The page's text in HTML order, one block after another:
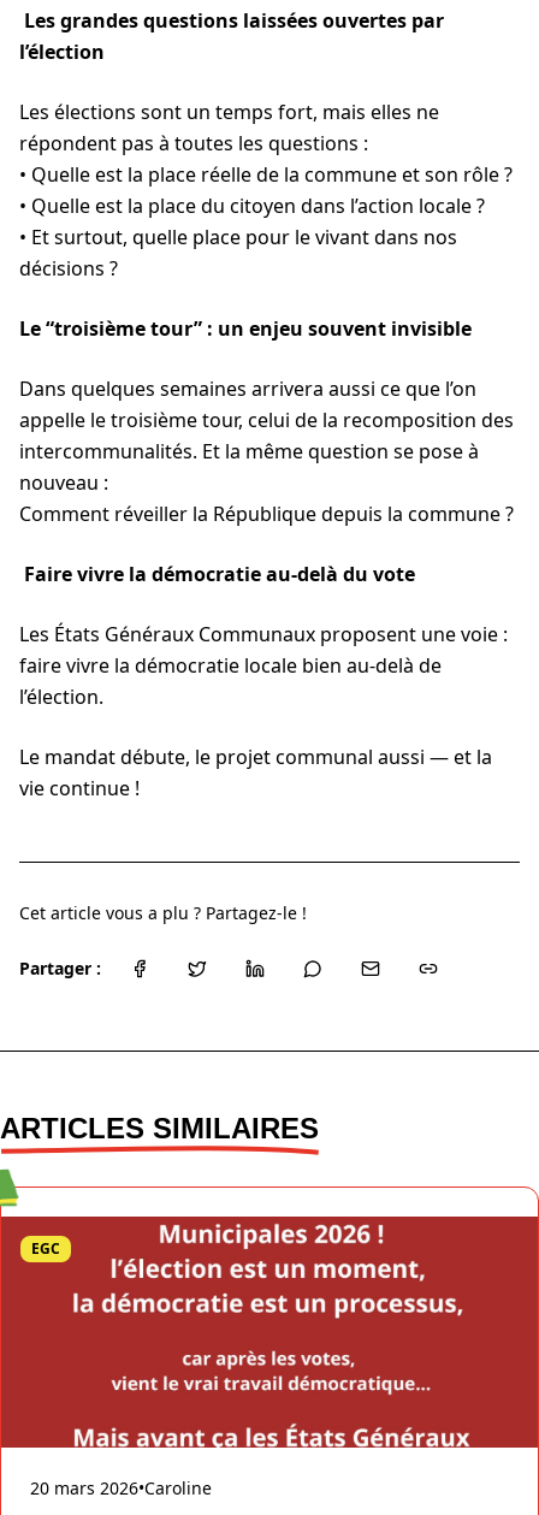
Les grandes questions laissées ouvertes par
l’élection
Les élections sont un temps fort, mais elles ne
répondent pas à toutes les questions :
• Quelle est la place réelle de la commune et son rôle ?
• Quelle est la place du citoyen dans l’action locale ?
• Et surtout, quelle place pour le vivant dans nos
décisions ?
Le “troisième tour” : un enjeu souvent invisible
Dans quelques semaines arrivera aussi ce que l’on
appelle le troisième tour, celui de la recomposition des
intercommunalités. Et la même question se pose à
nouveau :
Comment réveiller la République depuis la commune ?
Faire vivre la démocratie au-delà du vote
Les États Généraux Communaux proposent une voie :
faire vivre la démocratie locale bien au-delà de
l’élection.
Le mandat débute, le projet communal aussi — et la
vie continue !
Cet article vous a plu ? Partagez-le !
Partager :
ARTICLES SIMILAIRES
EGC
20 mars 2026•Caroline